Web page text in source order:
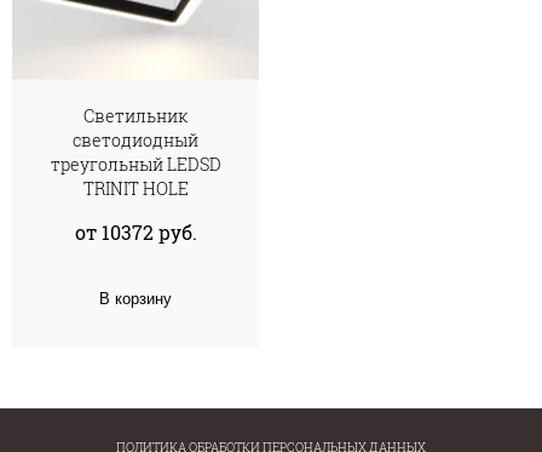
Светильник
светодиодный
треугольный LEDSD
TRINIT HOLE
от 10372 руб.
В корзину
ПОЛИТИКА ОБРАБОТКИ ПЕРСОНАЛЬНЫХ ДАННЫХ